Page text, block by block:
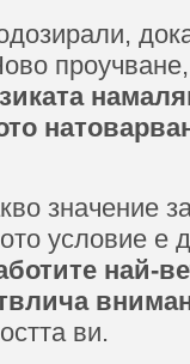
значение
условие е
най-
ви.